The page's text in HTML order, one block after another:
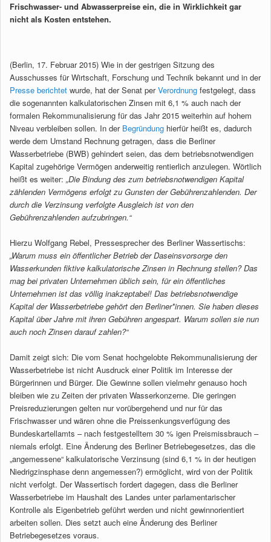
Frischwasser- und Abwasserpreise ein, die in Wirklichkeit gar
nicht als Kosten entstehen.
(Berlin, 17. Februar 2015) Wie in der gestrigen Sitzung des
Ausschusses für Wirtschaft, Forschung und Technik bekannt und in der
Presse berichtet wurde, hat der Senat perVerordnung festgelegt, dass
die sogenannten kalkulatorischen Zinsen mit 6,1 % auch nach der
formalen Rekommunalisierung für das Jahr 2015 weiterhin auf hohem
Niveau verbleiben sollen. In der Begründung hierfür heißt es, dadurch
werde dem Umstand Rechnung getragen, dass die Berliner
Wasserbetriebe (BWB) gehindert seien, das dem betriebsnotwendigen
Kapital zugehörige Vermögen anderweitig rentierlich anzulegen. Wörtlich
heißt es weiter: „Die Bindung des zum betriebsnotwendigen Kapital
zählenden Vermögens erfolgt zu Gunsten der Gebührenzahlenden. Der
durch die Verzinsung verfolgte Ausgleich ist von den
Gebührenzahlenden aufzubringen.“
Hierzu Wolfgang Rebel, Pressesprecher des Berliner Wassertischs:
„Warum muss ein öffentlicher Betrieb der Daseinsvorsorge den
Wasserkunden fiktive kalkulatorische Zinsen in Rechnung stellen? Das
mag bei privaten Unternehmen üblich sein, für ein öffentliches
Unternehmen ist das völlig inakzeptabel! Das betriebsnotwendige
Kapital der Wasserbetriebe gehört den Berliner*innen. Sie haben dieses
Kapital über Jahre mit ihren Gebühren angespart. Warum sollen sie nun
auch noch Zinsen darauf zahlen?“
Damit zeigt sich: Die vom Senat hochgelobte Rekommunalisierung der
Wasserbetriebe ist nicht Ausdruck einer Politik im Interesse der
Bürgerinnen und Bürger. Die Gewinne sollen vielmehr genauso hoch
bleiben wie zu Zeiten der privaten Wasserkonzerne. Die geringen
Preisreduzierungen gelten nur vorübergehend und nur für das
Frischwasser und wären ohne die Preissenkungsverfügung des
Bundeskartellamts – nach festgestelltem 30 % igen Preismissbrauch –
niemals erfolgt. Eine Änderung des Berliner Betriebegesetzes, das die
„angemessene“ kalkulatorische Verzinsung (sind 6,1 % in der heutigen
Niedrigzinsphase denn angemessen?) ermöglicht, wird von der Politik
nicht verfolgt. Der Wassertisch fordert dagegen, dass die Berliner
Wasserbetriebe im Haushalt des Landes unter parlamentarischer
Kontrolle als Eigenbetrieb geführt werden und nicht gewinnorientiert
arbeiten sollen. Dies setzt auch eine Änderung des Berliner
Betriebegesetzes voraus.